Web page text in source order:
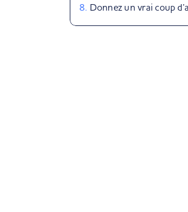
Donnez un vrai coup